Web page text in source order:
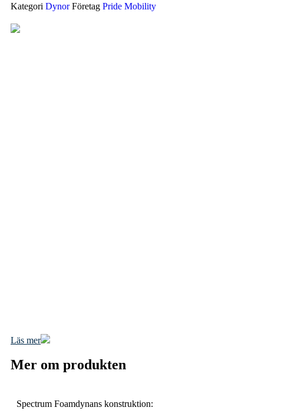
Kategori Dynor Företag Pride Mobility
Läs mer
Mer om produkten
Spectrum Foamdynans konstruktion: